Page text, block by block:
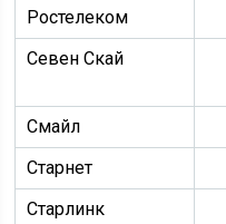
Ростелеком
Севен Скай
Смайл
Старнет
Старлинк